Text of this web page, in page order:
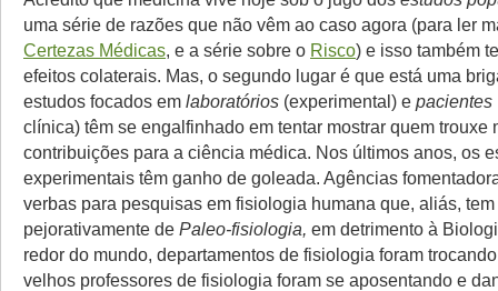
uma série de razões que não vêm ao caso agora (para ler
Certezas Médicas, e a série sobre o Risco) e isso também
efeitos colaterais. Mas, o segundo lugar é que está uma
estudos focados em laboratórios (experimental) e pacientes
clínica) têm se engalfinhado em tentar mostrar quem trouxe
contribuições para a ciência médica. Nos últimos anos, os
experimentais têm ganho de goleada. Agências
verbas para pesquisas em fisiologia humana que, aliás,
pejorativamente de Paleo-fisiologia, em detrimento à
redor do mundo, departamentos de fisiologia foram
velhos professores de fisiologia foram se aposentando e